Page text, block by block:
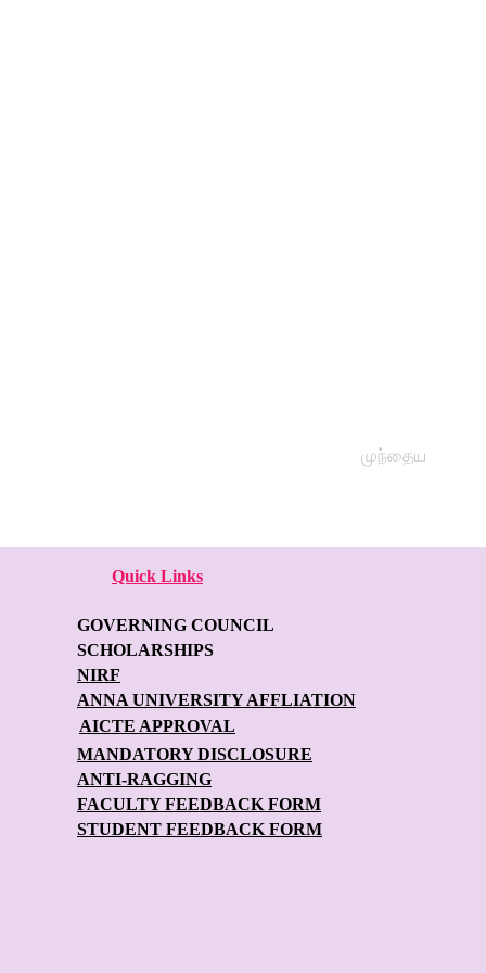
முந்தைய
Quick Links
GOVERNING COUNCIL
SCHOLARSHIPS
NIRF
ANNA UNIVERSITY AFFLIATION
ANTI-RAGGING
FACULTY FEEDBACK FORM
STUDENT FEEDBACK FORM
MANDATORY DISCLOSURE
AICTE APPROVAL